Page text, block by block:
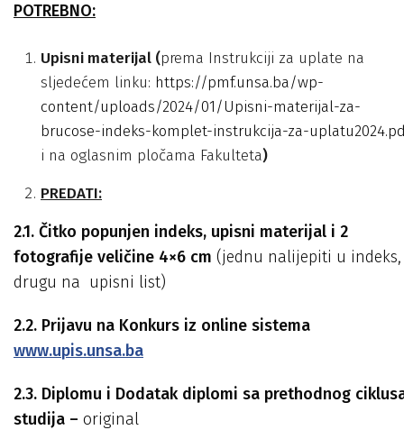
POTREBNO:
Upisni materijal (prema Instrukciji za uplate na
sljedećem linku: https://pmf.unsa.ba/wp-
content/uploads/2024/01/Upisni-materijal-za-
brucose-indeks-komplet-instrukcija-za-
i na oglasnim pločama Fakulteta)
PREDATI:
2.1. Čitko popunjen indeks, upisni materijal i 2
fotografije veličine 4×6 cm (jednu nalijepiti u indeks,
drugu na upisni list)
2.2. Prijavu na Konkurs iz online sistema
www.upis.unsa.ba
2.3. Diplomu i Dodatak diplomi sa prethodnog
studija – original